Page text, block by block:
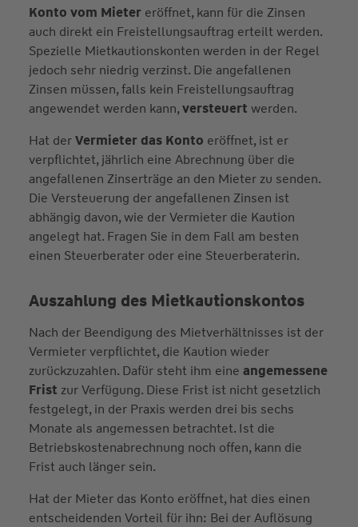
Konto vom Mieter eröffnet, kann für die Zinsen
auch direkt ein Freistellungsauftrag erteilt werden.
Spezielle Mietkautionskonten werden in der Regel
jedoch sehr niedrig verzinst. Die angefallenen
Zinsen müssen, falls kein Freistellungsauftrag
angewendet werden kann,versteuert werden.
Hat derVermieter das Konto eröffnet, ist er
verpflichtet, jährlich eine Abrechnung über die
angefallenen Zinserträge an den Mieter zu senden.
Die Versteuerung der angefallenen Zinsen ist
abhängig davon, wie der Vermieter die Kaution
angelegt hat. Fragen Sie in dem Fall am besten
einen Steuerberater oder eine Steuerberaterin.
Auszahlung des Mietkautionskontos
Nach der Beendigung des Mietverhältnisses ist der
Vermieter verpflichtet, die Kaution wieder
zurückzuzahlen. Dafür steht ihm eine angemessene
Frist zur Verfügung. Diese Frist ist nicht gesetzlich
festgelegt, in der Praxis werden drei bis sechs
Monate als angemessen betrachtet. Ist die
Betriebskostenabrechnung noch offen, kann die
Frist auch länger sein.
Hat der Mieter das Konto eröffnet, hat dies einen
entscheidenden Vorteil für ihn: Bei der Auflösung